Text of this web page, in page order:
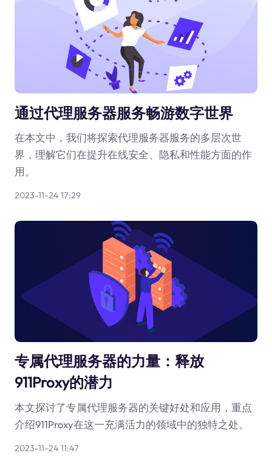
通过代理服务器服务畅游数字世界
在本文中，我们将探索代理服务器服务的多层次世
界，理解它们在提升在线安全、隐私和性能方面的作
用。
2023-11-24 17:29
专属代理服务器的力量：释放
911Proxy的潜力
本文探讨了专属代理服务器的关键好处和应用，重点
介绍911Proxy在这一充满活力的领域中的独特之处。
2023-11-24 11:47